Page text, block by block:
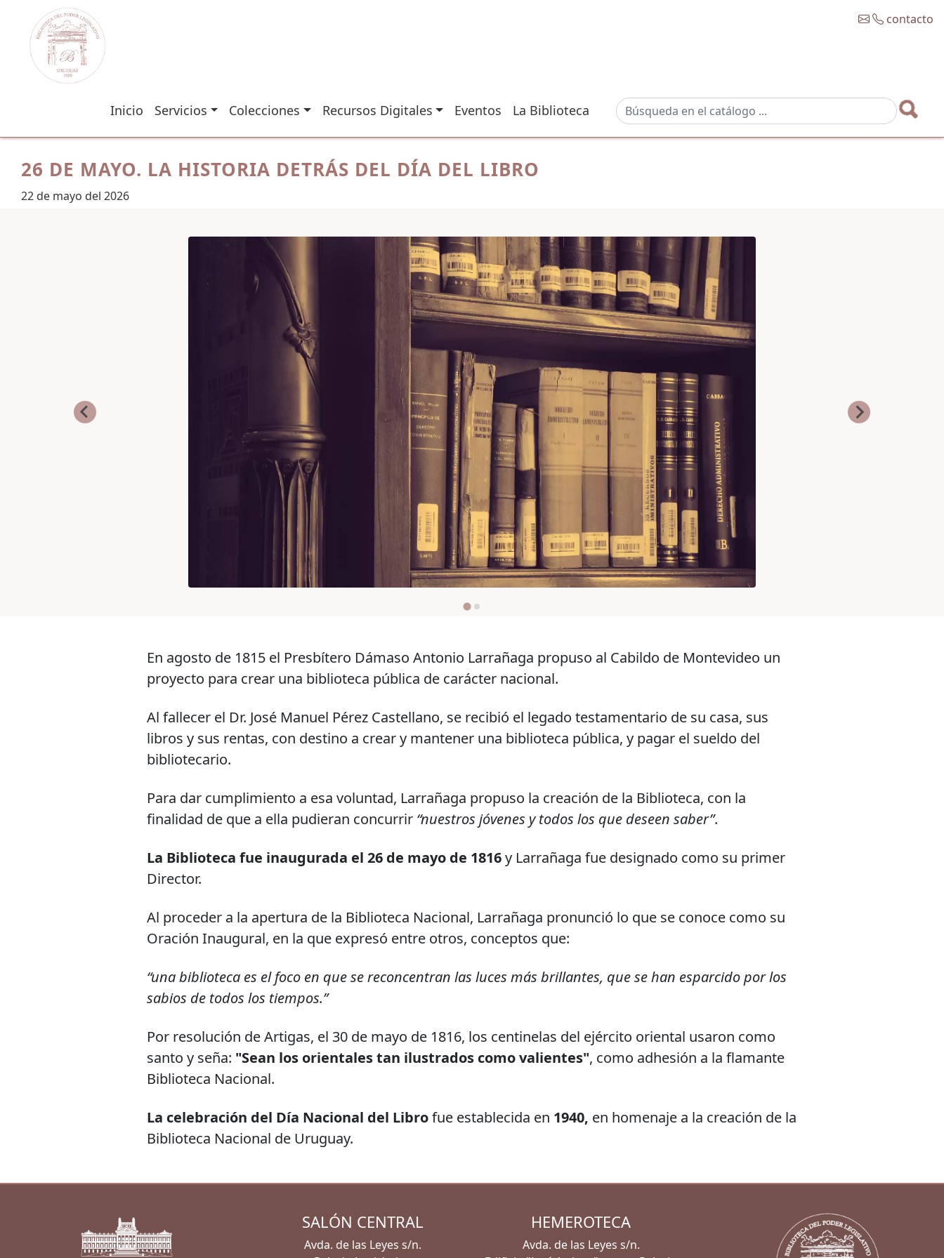
contacto
Inicio Servicios Colecciones Recursos Digitales Eventos La Biblioteca
26 DE MAYO. LA HISTORIA DETRÁS DEL DÍA DEL LIBRO
22 de mayo del 2026
En agosto de 1815 el Presbítero Dámaso Antonio Larrañaga propuso al Cabildo de Montevideo un
proyecto para crear una biblioteca pública de carácter nacional.
Al fallecer el Dr. José Manuel Pérez Castellano, se recibió el legado testamentario de su casa, sus
libros y sus rentas, con destino a crear y mantener una biblioteca pública, y pagar el sueldo del
bibliotecario.
Para dar cumplimiento a esa voluntad, Larrañaga propuso la creación de la Biblioteca, con la
finalidad de que a ella pudieran concurrir “nuestros jóvenes y todos los que deseen saber”.
La Biblioteca fue inaugurada el 26 de mayo de 1816y Larrañaga fue designado como su primer
Director.
Al proceder a la apertura de la Biblioteca Nacional, Larrañaga pronunció lo que se conoce como su
Oración Inaugural, en la que expresó entre otros, conceptos que:
“una biblioteca es el foco en que se reconcentran las luces más brillantes, que se han esparcido por los
sabios de todos los tiempos.”
Por resolución de Artigas, el 30 de mayo de 1816, los centinelas del ejército oriental usaron como
santo y seña: "Sean los orientales tan ilustrados como valientes", como adhesión a la flamante
Biblioteca Nacional.
La celebración del Día Nacional del Librofue establecida en 1940, en homenaje a la creación de la
Biblioteca Nacional de Uruguay.
SALÓN CENTRAL
Avda. de las Leyes s/n.
HEMEROTECA
Avda. de las Leyes s/n.